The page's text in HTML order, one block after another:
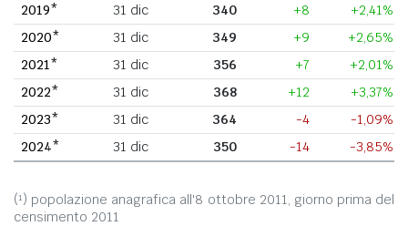
2019*
31 dic 340 +8
+2,41%
2020*
31 dic 349 +9
+2,65%
2021*
31 dic 356 +7
+2,01%
2022*
31 dic 368 +12
+3,37%
2023*
31 dic 364 -4
-1,09%
2024*
31 dic 350 -14 -3,85%
(¹) popolazione anagrafica all'8 ottobre 2011, giorno prima del
censimento 2011